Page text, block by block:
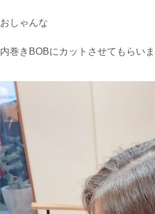
おしゃんな
内巻きBOBにカットさせてもらい